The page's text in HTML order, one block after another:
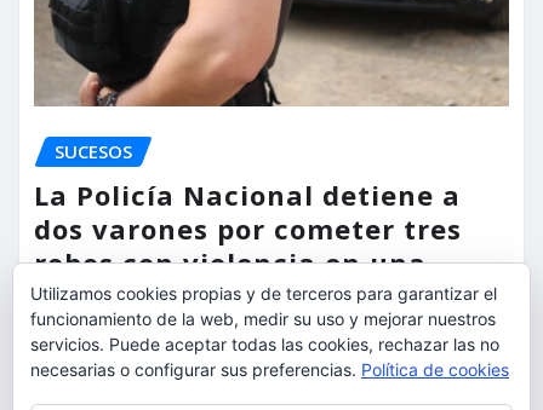
SUCESOS
La Policía Nacional detiene a
dos varones por cometer tres
robos con violencia en una
misma mañana
torrent al dia Ago 7, 2026
Utilizamos cookies propias y de terceros para garantizar el
funcionamiento de la web, medir su uso y mejorar nuestros
servicios. Puede aceptar todas las cookies, rechazar las no
necesarias o configurar sus preferencias. Política de cookies